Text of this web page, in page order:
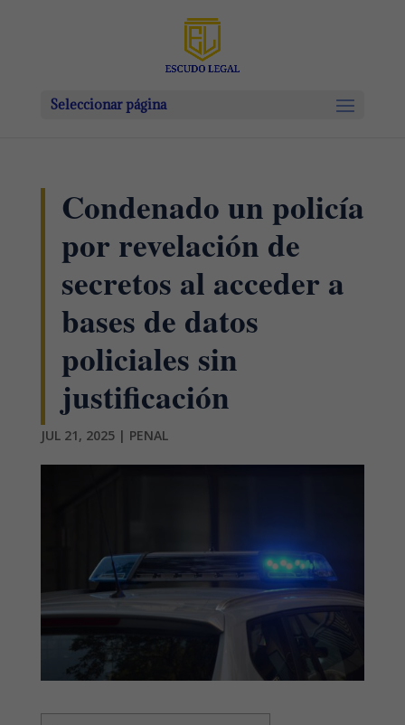
Seleccionar página
Condenado un policía
por revelación de
secretos al acceder a
bases de datos
policiales sin
justificación
JUL 21, 2025| PENAL